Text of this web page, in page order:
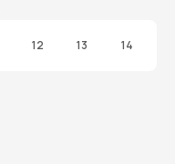
12 13 14